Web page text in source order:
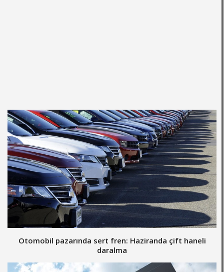
Otomobil pazarında sert fren: Haziranda çift haneli
daralma